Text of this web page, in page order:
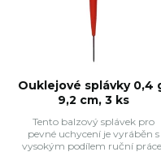
Ouklejové splávky 0,4
9,2 cm, 3 ks
Tento balzový splávek pro
pevné uchycení je vyráběn s
vysokým podílem ruční